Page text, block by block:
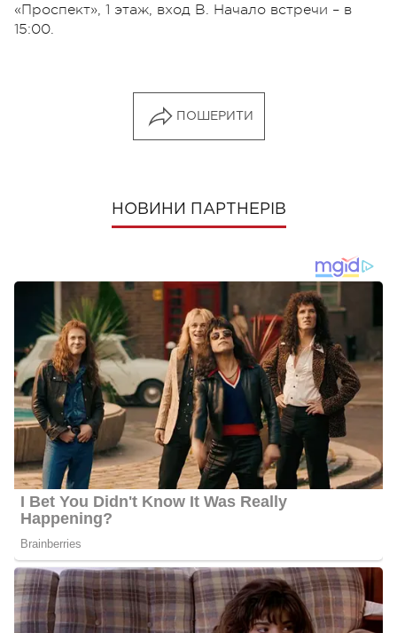
«Проспект», 1 этаж, вход В. Начало встречи – в
15:00.
ПОШЕРИТИ
НОВИНИ ПАРТНЕРІВ